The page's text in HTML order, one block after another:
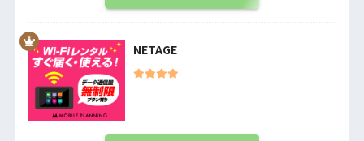
NETAGE